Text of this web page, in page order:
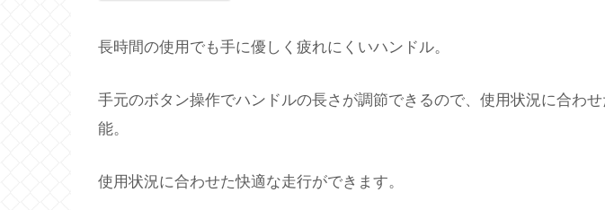
長時間の使用でも手に優しく疲れにくいハンドル。
手元のボタン操作でハンドルの長さが調節できるので、使用状況に合わ
能。
使用状況に合わせた快適な走行ができます。